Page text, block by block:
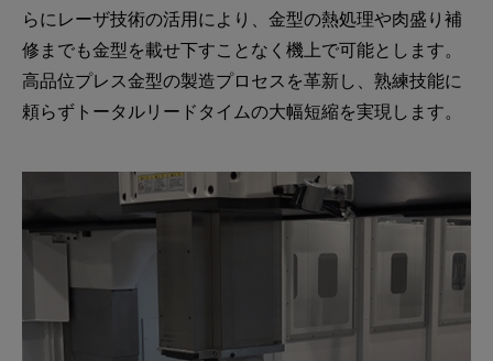
らにレーザ技術の活用により、金型の熱処理や肉盛り補
修までも金型を載せ下すことなく機上で可能とします。
高品位プレス金型の製造プロセスを革新し、熟練技能に
頼らずトータルリードタイムの大幅短縮を実現します。